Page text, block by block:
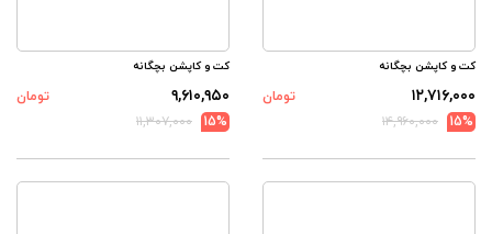
کت و کاپشن بچگانه
۱۲,۷۱۶,۰۰۰
تومان
15%
۱۴,۹۶۰,۰۰۰
کت و کاپشن بچگانه
۹,۶۱۰,۹۵۰
تومان
15%
۱۱,۳۰۷,۰۰۰